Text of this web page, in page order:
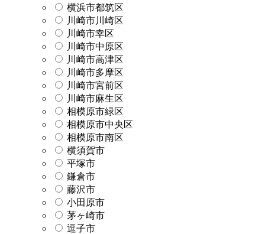
横浜市都筑区
川崎市川崎区
川崎市幸区
川崎市中原区
川崎市高津区
川崎市多摩区
川崎市宮前区
川崎市麻生区
相模原市緑区
相模原市中央区
相模原市南区
横須賀市
平塚市
鎌倉市
藤沢市
小田原市
茅ヶ崎市
逗子市